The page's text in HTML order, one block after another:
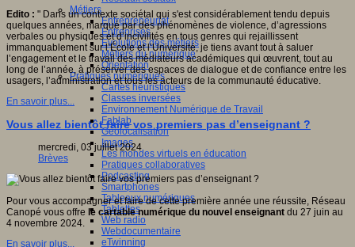
Métiers
Entrepreneuriat
Entreprises
Evolutions des métiers
Métiers du numérique
Orientation
Pratiques numériques
Cartes heuristiques
Classes inversées
Environnement Numérique de Travail
Fablab
Géolocalisation
Images
Les mondes virtuels en éducation
Pratiques collaboratives
Podcasting
Smartphones
Tableaux numériques
Tablettes
Web radio
Webdocumentaire
eTwinning
Edito : " Dans un contexte sociétal qui s'est considérablement tendu depuis
quelques années, marqué par des phénomènes de violence, d’agressions
verbales ou physiques et d’incivilités en tous genres qui rejaillissent
immanquablement sur l’École et l’Université, je tiens avant tout à saluer
l’engagement et le travail des médiateurs académiques qui œuvrent, tout au
long de l’année, à préserver des espaces de dialogue et de confiance entre les
usagers, l’administration et tous les acteurs de la communauté éducative.
En savoir plus...
Vous allez bientôt faire vos premiers pas d’enseignant ?
mercredi, 03 juillet 2024
Brèves
Pour vous accompagner et faire de cette première année une réussite, Réseau
Canopé vous offre le cartable numérique du nouvel enseignant du 27 juin au
4 novembre 2024.
En savoir plus...